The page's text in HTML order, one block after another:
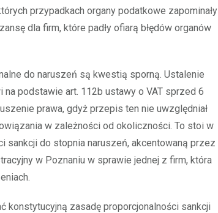
przypadkach organy podatkowe zapominały
dla firm, które padły ofiarą błędów organów
do naruszeń są kwestią sporną. Ustalenie
podstawie art. 112b ustawy o VAT sprzed 6
prawa, gdyż przepis ten nie uwzględniał
w zależności od okoliczności. To stoi w
sankcji do stopnia naruszeń, akcentowaną przez
w Poznaniu w sprawie jednej z firm, która
konstytucyjną zasadę proporcjonalności sankcji